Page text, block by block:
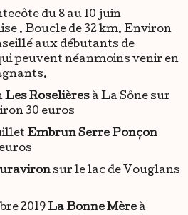
du 8 au 10 juin
. Boucle de 32 km. Environ
aux débutants de
peuvent néanmoins venir en
Les Roselières à La Sône sur
30 euros
Embrun Serre Ponçon
sur le lac de Vouglans
2019La Bonne Mère à